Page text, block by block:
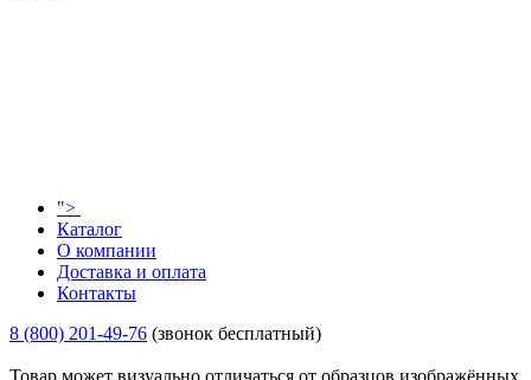
">
Каталог
О компании
Доставка и оплата
Контакты
8 (800) 201-49-76 (звонок бесплатный)
Товар может визуально отличаться от образцов изображённых